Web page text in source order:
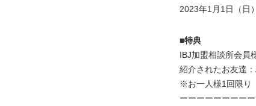
2023年1月1日（日
■特典
IBJ加盟相談所会員
紹介されたお友達
※お一人様1回限り
ーーーーーーーー